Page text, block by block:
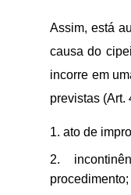
Assim, está
causa do
incorre em
previstas (Art.
ato de
procedimento;